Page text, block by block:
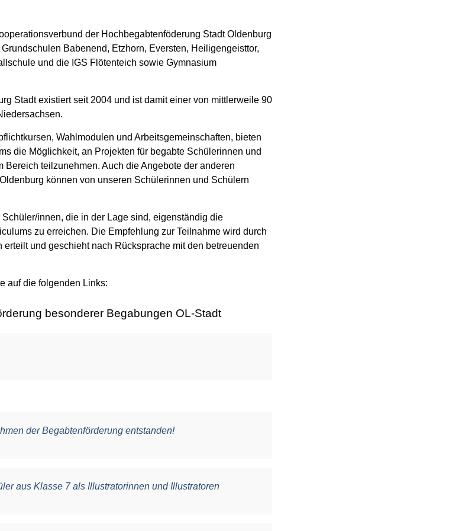
der Hochbegabtenföderung Stadt Oldenburg
Babenend, Etzhorn, Eversten, Heiligengeisttor,
und die IGS Flötenteich sowie Gymnasium
Stadt existiert seit 2004 und ist damit einer von mittlerweile 90
Wahlmodulen und Arbeitsgemeinschaften, bieten
die Möglichkeit, an Projekten für begabte Schülerinnen und
Bereich teilzunehmen. Auch die Angebote der anderen
können von unseren Schülerinnen und Schülern
innen, die in der Lage sind, eigenständig die
zu erreichen. Die Empfehlung zur Teilnahme wird durch
und geschieht nach Rücksprache mit den betreuenden
auf die folgenden Links:
besonderer Begabungen OL-Stadt
der Begabtenförderung entstanden!
aus Klasse 7 als Illustratorinnen und Illustratoren